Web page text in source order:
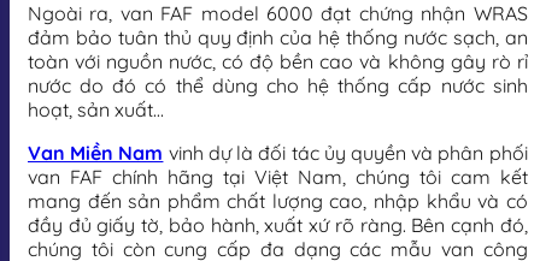
Ngoài ra, van FAF model 6000 đạt chứng nhận WRAS
đảm bảo tuân thủ quy định của hệ thống nước sạch, an
toàn với nguồn nước, có độ bền cao và không gây rò rỉ
nước do đó có thể dùng cho hệ thống cấp nước sinh
hoạt, sản xuất…
Van Miền Nam vinh dự là đối tác ủy quyền và phân phối
van FAF chính hãng tại Việt Nam, chúng tôi cam kết
mang đến sản phẩm chất lượng cao, nhập khẩu và có
đầy đủ giấy tờ, bảo hành, xuất xứ rõ ràng. Bên cạnh đó,
chúng tôi còn cung cấp đa dạng các mẫu van công